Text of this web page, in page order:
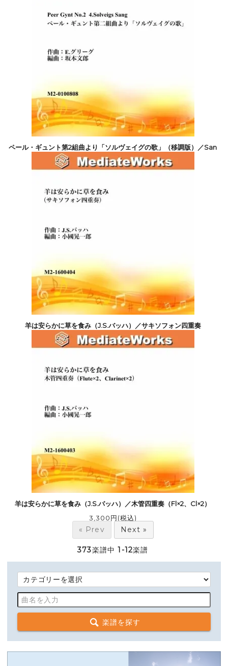
ペール・ギュント第2組曲より「ソルヴェイグの歌」（移調版）／San
gPeer Gynt No.2 4.Solveigs Sang
6,600円(税込)
羊は安らかに草を食み（J.S.バッハ）／サキソフォン四重奏
3,300円(税込)
羊は安らかに草を食み（J.S.バッハ）／木管四重奏（Fl×2、Cl×2）
3,300円(税込)
« Prev Next »
373楽譜中 1-12楽譜
楽譜を探す